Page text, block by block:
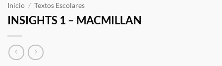
Inicio / Textos Escolares
INSIGHTS 1 – MACMILLAN